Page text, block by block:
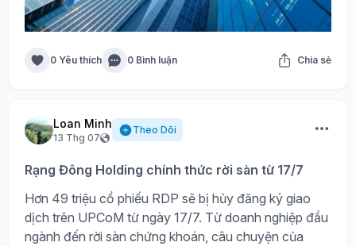
0 Yêu thích 0 Bình luận Chia sẻ
Loan Minh
13 Thg 07
Theo Dõi
Rạng Đông Holding chính thức rời sàn từ 17/7
Hơn 49 triệu cổ phiếu RDP sẽ bị hủy đăng ký giao
dịch trên UPCoM từ ngày 17/7. Từ doanh nghiệp đầu
ngành đến rời sàn chứng khoán, câu chuyện của